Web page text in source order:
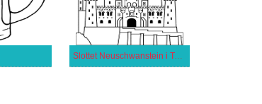
Slottet Neuschwanstein i Tyskland